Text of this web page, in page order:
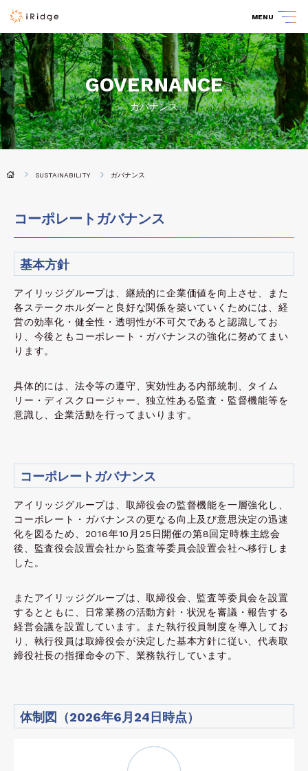
MENU
GOVERNANCE
ガバナンス
SUSTAINABILITY ガバナンス
コーポレートガバナンス
基本方針
アイリッジグループは、継続的に企業価値を向上させ、また
各ステークホルダーと良好な関係を築いていくためには、経
営の効率化・健全性・透明性が不可欠であると認識してお
り、今後ともコーポレート・ガバナンスの強化に努めてまい
ります。
具体的には、法令等の遵守、実効性ある内部統制、タイム
リー・ディスクロージャー、独立性ある監査・監督機能等を
意識し、企業活動を行ってまいります。
コーポレートガバナンス
アイリッジグループは、取締役会の監督機能を一層強化し、
コーポレート・ガバナンスの更なる向上及び意思決定の迅速
化を図るため、2016年10月25日開催の第8回定時株主総会
後、監査役会設置会社から監査等委員会設置会社へ移行しま
した。
またアイリッジグループは、取締役会、監査等委員会を設置
するとともに、日常業務の活動方針・状況を審議・報告する
経営会議を設置しています。また執行役員制度を導入してお
り、執行役員は取締役会が決定した基本方針に従い、代表取
締役社長の指揮命令の下、業務執行しています。
体制図（2026年6月24日時点）